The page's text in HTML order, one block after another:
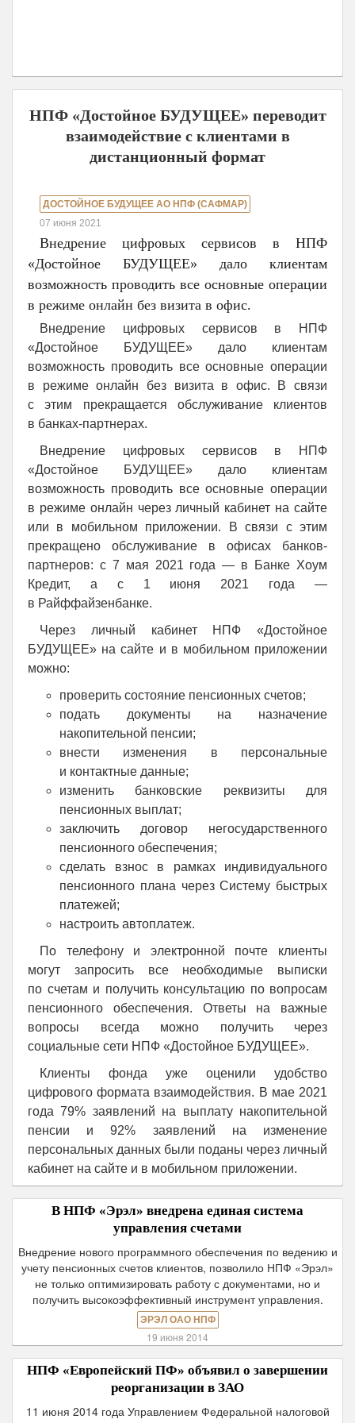
НПФ «Достойное БУДУЩЕЕ» переводит
взаимодействие с клиентами в
дистанционный формат
ДОСТОЙНОЕ БУДУЩЕЕ АО НПФ (САФМАР)
07 июня 2021
Внедрение цифровых сервисов в НПФ
«Достойное БУДУЩЕЕ» дало клиентам
возможность проводить все основные операции
в режиме онлайн без визита в офис.
Внедрение цифровых сервисов в НПФ
«Достойное БУДУЩЕЕ» дало клиентам
возможность проводить все основные операции
в режиме онлайн без визита в офис. В связи
с этим прекращается обслуживание клиентов
в банках-партнерах.
Внедрение цифровых сервисов в НПФ
«Достойное БУДУЩЕЕ» дало клиентам
возможность проводить все основные операции
в режиме онлайн через личный кабинет на сайте
или в мобильном приложении. В связи с этим
прекращено обслуживание в офисах банков-
партнеров: с 7 мая 2021 года — в Банке Хоум
Кредит, а с 1 июня 2021 года —
в Райффайзенбанке.
Через личный кабинет НПФ «Достойное
БУДУЩЕЕ» на сайте и в мобильном приложении
можно:
проверить состояние пенсионных счетов;
подать документы на назначение
накопительной пенсии;
внести изменения в персональные
и контактные данные;
изменить банковские реквизиты для
пенсионных выплат;
заключить договор негосударственного
пенсионного обеспечения;
сделать взнос в рамках индивидуального
пенсионного плана через Систему быстрых
платежей;
настроить автоплатеж.
По телефону и электронной почте клиенты
могут запросить все необходимые выписки
по счетам и получить консультацию по вопросам
пенсионного обеспечения. Ответы на важные
вопросы всегда можно получить через
социальные сети НПФ «Достойное БУДУЩЕЕ».
Клиенты фонда уже оценили удобство
цифрового формата взаимодействия. В мае 2021
года 79% заявлений на выплату накопительной
пенсии и 92% заявлений на изменение
персональных данных были поданы через личный
кабинет на сайте и в мобильном приложении.
В НПФ «Эрэл» внедрена единая система
управления счетами
Внедрение нового программного обеспечения по ведению и
учету пенсионных счетов клиентов, позволило НПФ «Эрэл»
не только оптимизировать работу с документами, но и
получить высокоэффективный инструмент управления.
ЭРЭЛ ОАО НПФ
19 июня 2014
НПФ «Европейский ПФ» объявил о завершении
реорганизации в ЗАО
11 июня 2014 года Управлением Федеральной налоговой